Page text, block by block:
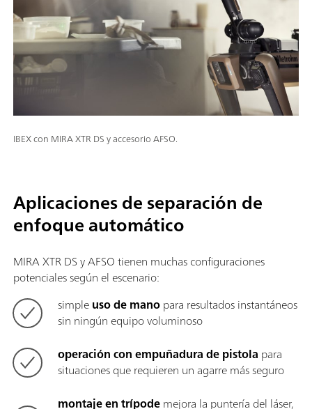
IBEX con MIRA XTR DS y accesorio AFSO.
Aplicaciones de separación de
enfoque automático
MIRA XTR DS y AFSO tienen muchas configuraciones
potenciales según el escenario:
simpleuso de manopara resultados instantáneos
sin ningún equipo voluminoso
operación con empuñadura de pistola para
situaciones que requieren un agarre más seguro
montaje en trípodemejora la puntería del láser,